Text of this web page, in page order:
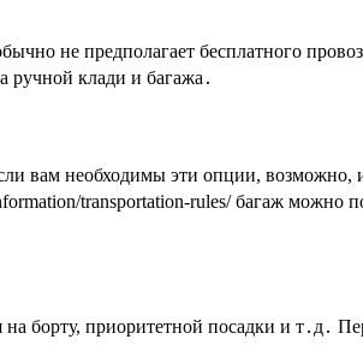
не предполагает бесплатного
ручной клади и багажа․
вам необходимы эти опции, возможно,
transportation-rules/ багаж можно
борту, приоритетной посадки и т․д․